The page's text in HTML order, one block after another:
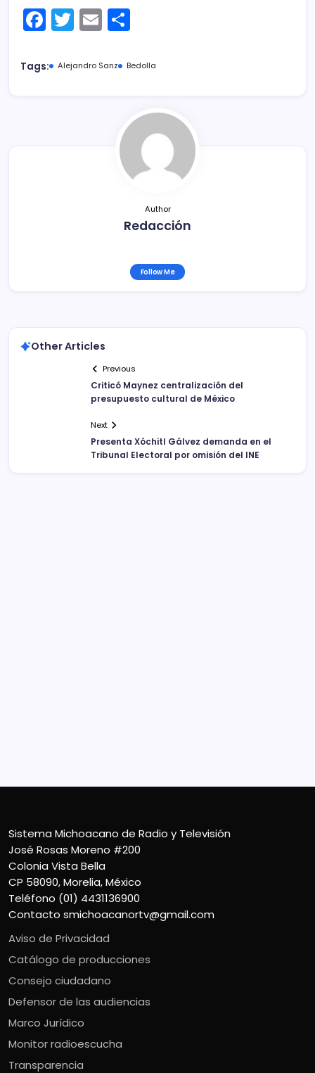
F
a
c
T
w
itt
E
m
ai m
ar
tir
Tags: Alejandro Sanz Bedolla
Author
Redacción
Follow Me
Other Articles
Previous
Criticó Maynez centralización del
presupuesto cultural de México
Next
Presenta Xóchitl Gálvez demanda en el
Tribunal Electoral por omisión del INE
Sistema Michoacano de Radio y Televisión
José Rosas Moreno #200
Colonia Vista Bella
CP 58090, Morelia, México
Teléfono (01) 4431136900
Contacto smichoacanortv@gmail.com
Aviso de Privacidad
Catálogo de producciones
Consejo ciudadano
Defensor de las audiencias
Marco Jurídico
Monitor radioescucha
Transparencia